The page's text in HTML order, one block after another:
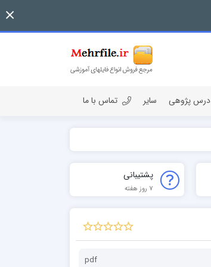
درس پژوهی سایر تماس با ما
پشتیبانی
7 روز هفته
pdf